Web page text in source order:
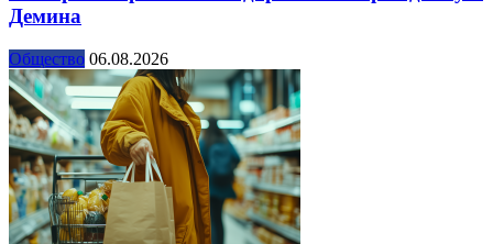
Демина
Общество 06.08.2026